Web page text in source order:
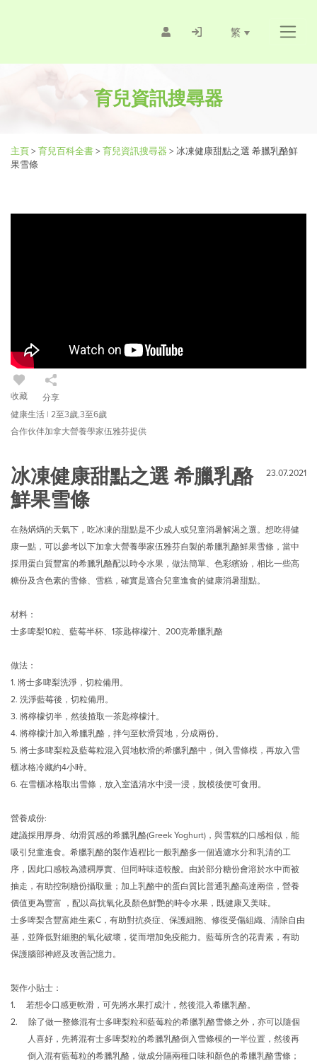
繁
育兒資訊搜尋器
主頁> 育兒百科全書> 育兒資訊搜尋器 > 冰凍健康甜點之選 希臘乳酪鮮
果雪條
收藏
分享
健康生活 | 2至3歲,3至6歲
合作伙伴加拿大營養學家伍雅芬提供
冰凍健康甜點之選 希臘乳酪
鮮果雪條
23.07.2021
在熱焫焫的天氣下，吃冰凍的甜點是不少成人或兒童消暑解渴之選。想吃得健
康一點，可以參考以下加拿大營養學家伍雅芬自製的希臘乳酪鮮果雪條，當中
採用蛋白質豐富的希臘乳酪配以時令水果，做法簡單、色彩繽紛，相比一些高
糖份及含色素的雪條、雪糕，確實是適合兒童進食的健康消暑甜點。
材料：
士多啤梨10粒、藍莓半杯、1茶匙檸檬汁、200克希臘乳酪
做法：
1. 將士多啤梨洗淨，切粒備用。
2. 洗淨藍莓後，切粒備用。
3. 將檸檬切半，然後揸取一茶匙檸檬汁。
4. 將檸檬汁加入希臘乳酪，拌勻至軟滑質地，分成兩份。
5. 將士多啤梨粒及藍莓粒混入質地軟滑的希臘乳酪中，倒入雪條模，再放入雪
櫃冰格冷藏約4小時。
6. 在雪櫃冰格取出雪條，放入室溫清水中浸一浸，脫模後便可食用。
營養成份:
建議採用厚身、幼滑質感的希臘乳酪(Greek Yoghurt)，與雪糕的口感相似，能
吸引兒童進食。希臘乳酪的製作過程比一般乳酪多一個過濾水分和乳清的工
序，因此口感較為濃稠厚實、但同時味道較酸。由於部分糖份會溶於水中而被
抽走，有助控制糖份攝取量；加上乳酪中的蛋白質比普通乳酪高達兩倍，營養
價值更為豐富 ，配以高抗氧化及顏色鮮艷的時令水果，既健康又美味。
士多啤梨含豐富維生素C，有助對抗炎症、保護細胞、修復受傷組織、清除自由
基，並降低對細胞的氧化破壞，從而增加免疫能力。藍莓所含的花青素，有助
保護腦部神經及改善記憶力。
製作小貼士：
1. 若想令口感更軟滑，可先將水果打成汁，然後混入希臘乳酪。
2. 除了做一整條混有士多啤梨粒和藍莓粒的希臘乳酪雪條之外，亦可以隨個
人喜好，先將混有士多啤梨粒的希臘乳酪倒入雪條模的一半位置，然後再
倒入混有藍莓粒的希臘乳酪，做成分隔兩種口味和顏色的希臘乳酪雪條；